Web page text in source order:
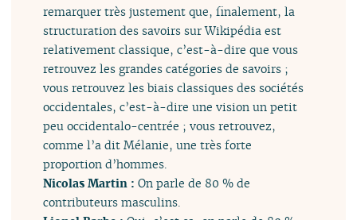
remarquer très justement que, finalement, la
structuration des savoirs sur Wikipédia est
relativement classique, c’est-à-dire que vous
retrouvez les grandes catégories de savoirs ;
vous retrouvez les biais classiques des sociétés
occidentales, c’est-à-dire une vision un petit
peu occidentalo-centrée ; vous retrouvez,
comme l’a dit Mélanie, une très forte
proportion d’hommes.
Nicolas Martin :On parle de 80 % de
contributeurs masculins.